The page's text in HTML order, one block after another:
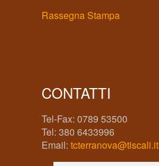
Rassegna Stampa
CONTATTI
Tel-Fax: 0789 53500
Tel: 380 6433996
Email: tcterranova@tiscali.it